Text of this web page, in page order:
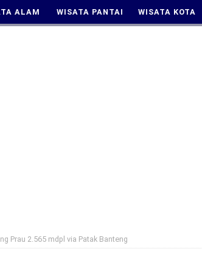
ALAM WISATA PANTAI WISATA KOTA
Prau 2.565 mdpl via Patak Banteng